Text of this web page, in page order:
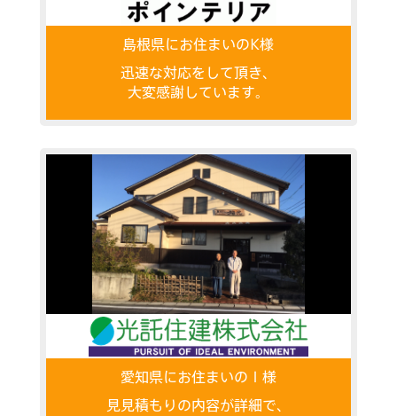
島根県にお住まいのK様
迅速な対応をして頂き、
大変感謝しています。
愛知県にお住まいのＩ様
見見積もりの内容が詳細で、